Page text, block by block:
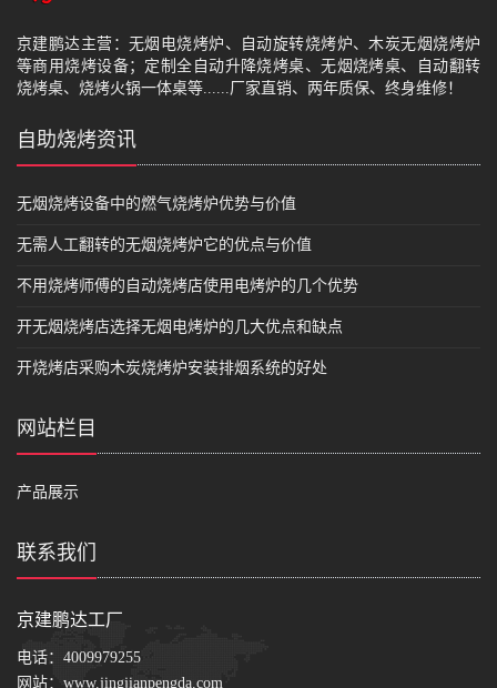
京建鹏达主营：无烟电烧烤炉、自动旋转烧烤炉、木炭无烟烧烤炉
等商用烧烤设备；定制全自动升降烧烤桌、无烟烧烤桌、自动翻转
烧烤桌、烧烤火锅一体桌等......厂家直销、两年质保、终身维修！
自助烧烤资讯
无烟烧烤设备中的燃气烧烤炉优势与价值
无需人工翻转的无烟烧烤炉它的优点与价值
不用烧烤师傅的自动烧烤店使用电烤炉的几个优势
开无烟烧烤店选择无烟电烤炉的几大优点和缺点
开烧烤店采购木炭烧烤炉安装排烟系统的好处
网站栏目
产品展示
联系我们
京建鹏达工厂
电话： 4009979255
网站： www.jingjianpengda.com